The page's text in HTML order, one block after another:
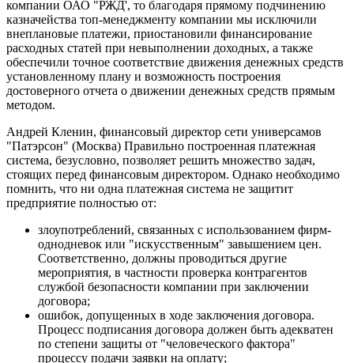
компании ОАО "РЖД', то благодаря прямому подчинению
казначейства топ-менеджменту компании мы исключили
внеплановые платежи, приостановили финансирование
расходных статей при невыполнении доходных, а также
обеспечили точное соответствие движения денежных средств
установленному плану и возможность построения
достоверного отчета о движении денежных средств прямым
методом.
Андрей Кленин, финансовый директор сети универсамов
"Патэрсон" (Москва) Правильно построенная платежная
система, безусловно, позволяет решить множество задач,
стоящих перед финансовым директором. Однако необходимо
помнить, что ни одна платежная система не защитит
предприятие полностью от:
злоупотреблений, связанных с использованием фирм-
однодневок или "искусственным" завышением цен.
Соответственно, должны проводиться другие
мероприятия, в частности проверка контрагентов
службой безопасности компании при заключении
договора;
ошибок, допущенных в ходе заключения договора.
Процесс подписания договора должен быть адекватен
по степени защиты от "человеческого фактора"
процессу подачи заявки на оплату;